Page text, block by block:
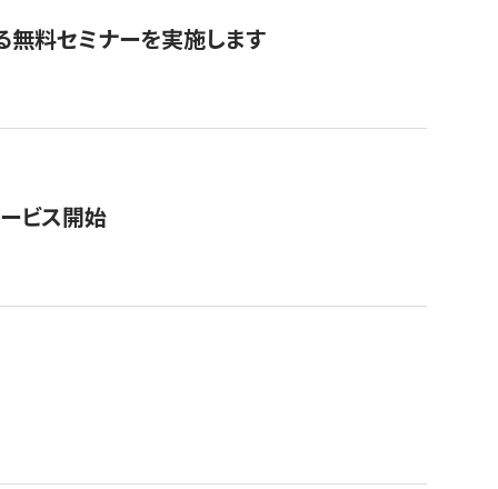
無料セミナーを実施します
ビス開始